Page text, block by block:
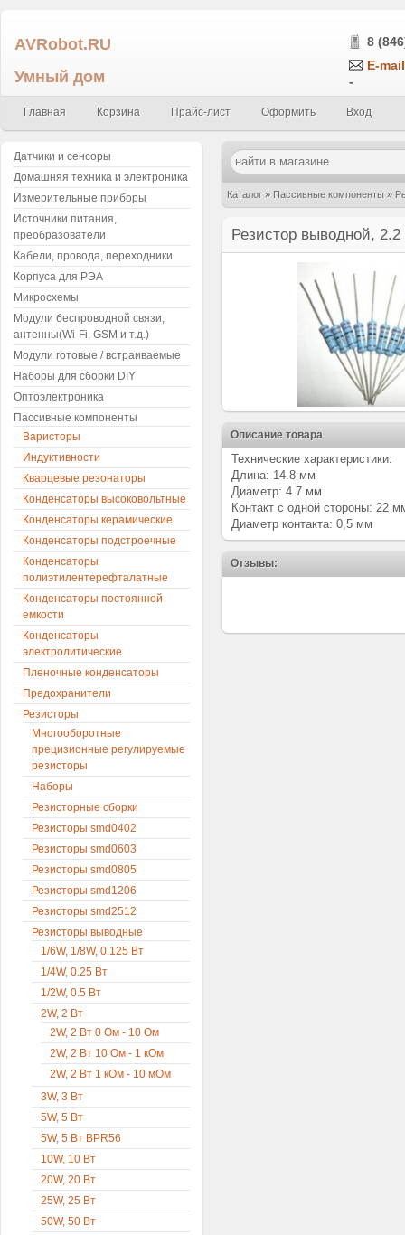
AVRobot.RU
Умный дом
8
E-
-
Главная Корзина Прайс-лист Оформить Вход
Каталог » Пассивные компоненты »
Резистор выводной,
Описание товара
Технические характеристики:
Длина: 14.8 мм
Диаметр: 4.7 мм
Контакт с одной стороны: 22
Диаметр контакта: 0,5 мм
Отзывы:
Датчики и сенсоры
Домашняя техника и электроника
Измерительные приборы
Источники питания,
преобразователи
Кабели, провода, переходники
Корпуса для РЭА
Микросхемы
Модули беспроводной связи,
антенны(Wi-Fi, GSM и т.д.)
Модули готовые / встраиваемые
Наборы для сборки DIY
Оптоэлектроника
Пассивные компоненты
Варисторы
Индуктивности
Кварцевые резонаторы
Конденсаторы высоковольтные
Конденсаторы керамические
Конденсаторы подстроечные
Конденсаторы
полиэтилентерефталатные
Конденсаторы постоянной
емкости
Конденсаторы
электролитические
Пленочные конденсаторы
Предохранители
Резисторы
Многооборотные
прецизионные регулируемые
резисторы
Наборы
Резисторные сборки
Резисторы smd0402
Резисторы smd0603
Резисторы smd0805
Резисторы smd1206
Резисторы smd2512
Резисторы выводные
1/6W, 1/8W, 0.125 Вт
1/4W, 0.25 Вт
1/2W, 0.5 Вт
2W, 2 Вт
2W, 2 Вт 0 Ом - 10 Ом
2W, 2 Вт 10 Ом - 1 кОм
2W, 2 Вт 1 кОм - 10 мОм
3W, 3 Вт
5W, 5 Вт
5W, 5 Вт BPR56
10W, 10 Вт
20W, 20 Вт
25W, 25 Вт
50W, 50 Вт